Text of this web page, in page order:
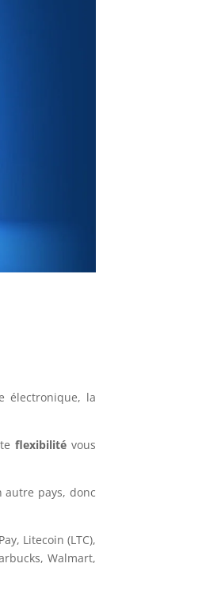
électronique, la
flexibilitévous
autre pays, donc
Litecoin (LTC),
Walmart,